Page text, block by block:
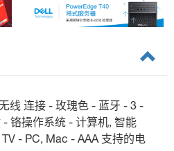
线 连接 - 玫瑰色 - 蓝牙 - 3 -
铬操作系统 - 计算机, 智能
- PC, Mac - AAA 支持的电